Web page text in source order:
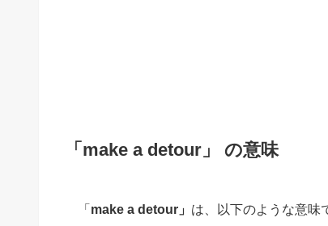
「make a detour」 の意味
「 make a detour」 は、以下のような意味